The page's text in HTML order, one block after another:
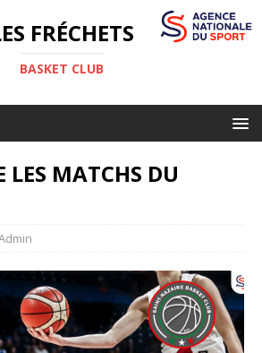
FRÉCHETS
BASKET CLUB
LES MATCHS DU